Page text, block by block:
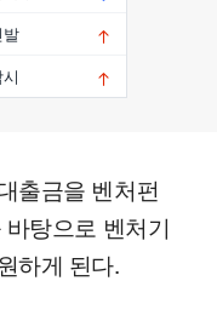
출금을 벤처펀
탕으로 벤처기
하게 된다.